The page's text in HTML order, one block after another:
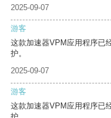
2025-09-07
游客
这款加速器VPM应用程序已
护。
2025-09-07
游客
这款加速器VPM应用程序已